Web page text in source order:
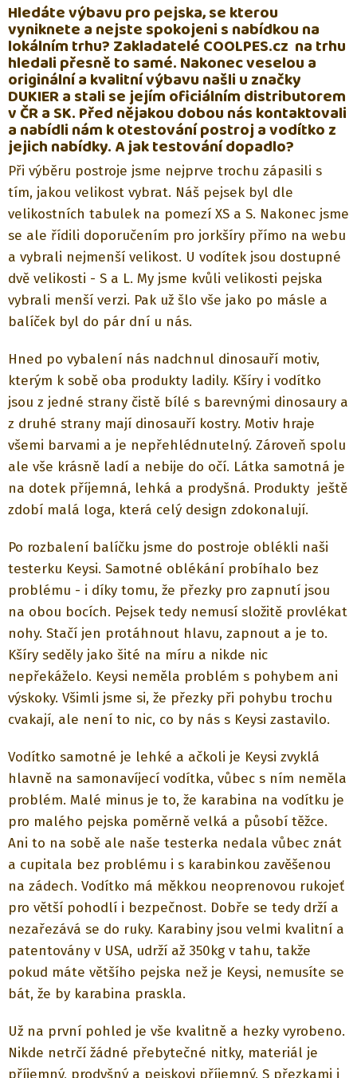
Hledáte výbavu pro pejska, se kterou
vyniknetea nejste spokojeni s nabídkou na
lokálním trhu? Zakladatelé COOLPES.cz na trhu
hledali přesně to samé. Nakonec veselou a
originálnía kvalitnívýbavu našli uznačky
DUKIER a stali se jejím oficiálním distributorem
v ČR a SK. Před nějakou dobou nás kontaktovali
a nabídli nám k otestování postroj a vodítko z
jejich nabídky. A jak testování dopadlo?
Při výběru postroje jsme nejprve trochu zápasili s
tím, jakou velikost vybrat. Náš pejsek byl dle
velikostních tabulek na pomezí XS a S. Nakonec jsme
se ale řídili doporučením pro jorkšíry přímo na webu
a vybrali nejmenší velikost. U vodítek jsou dostupné
dvě velikosti - S a L. My jsme kvůli velikosti pejska
vybrali menší verzi. Pak už šlo vše jako po másle a
balíček byl do pár dní u nás.
Hned po vybalení nás nadchnul dinosauří motiv,
kterým k sobě oba produkty ladily. Kšíry i vodítko
jsou z jedné strany čistě bílé s barevnými dinosaury a
z druhé strany mají dinosauří kostry. Motiv hraje
všemi barvami a je nepřehlédnutelný. Zároveň spolu
ale vše krásně ladí a nebije do očí. Látka samotná je
na dotek příjemná, lehká a prodyšná. Produkty ještě
zdobí malá loga, která celý design zdokonalují.
Po rozbalení balíčku jsme do postroje oblékli naši
testerku Keysi. Samotné oblékání probíhalo bez
problému - i díky tomu, že přezky pro zapnutí jsou
na obou bocích. Pejsek tedy nemusí složitě provlékat
nohy. Stačí jen protáhnout hlavu, zapnout a je to.
Kšíry seděly jako šité na míru a nikde nic
nepřekáželo. Keysi neměla problém s pohybem ani
výskoky. Všimli jsme si, že přezky při pohybu trochu
cvakají, ale není to nic, co by nás s Keysi zastavilo.
Vodítko samotné je lehké a ačkoli je Keysi zvyklá
hlavně na samonavíjecí vodítka, vůbec s ním neměla
problém. Malé minus je to, že karabina na vodítku je
pro malého pejska poměrně velká a působí těžce.
Ani to na sobě ale naše testerka nedala vůbec znát
a cupitala bez problému i s karabinkou zavěšenou
na zádech. Vodítko má měkkou neoprenovou rukojeť
pro větší pohodlí i bezpečnost. Dobře se tedy drží a
nezařezává se do ruky. Karabiny jsou velmi kvalitní a
patentovány v USA, udrží až 350kg v tahu, takže
pokud máte většího pejska než je Keysi, nemusíte se
bát, že by karabina praskla.
Už na první pohled je vše kvalitně a hezky vyrobeno.
Nikde netrčí žádné přebytečné nitky, materiál je